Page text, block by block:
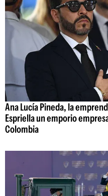
Ana Lucía Pineda, la
Espriella un emporio
Colombia